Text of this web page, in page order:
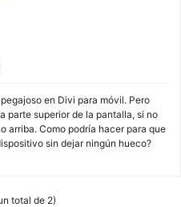
en Divi para móvil. Pero
parte superior de la pantalla, si no
arriba. Como podría hacer para que
sin dejar ningún hueco?
total de 2)